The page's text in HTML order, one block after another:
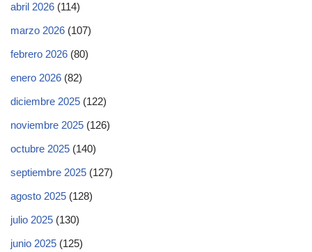
abril 2026 (114)
marzo 2026 (107)
febrero 2026 (80)
enero 2026 (82)
diciembre 2025 (122)
noviembre 2025 (126)
octubre 2025 (140)
septiembre 2025 (127)
agosto 2025 (128)
julio 2025 (130)
junio 2025 (125)